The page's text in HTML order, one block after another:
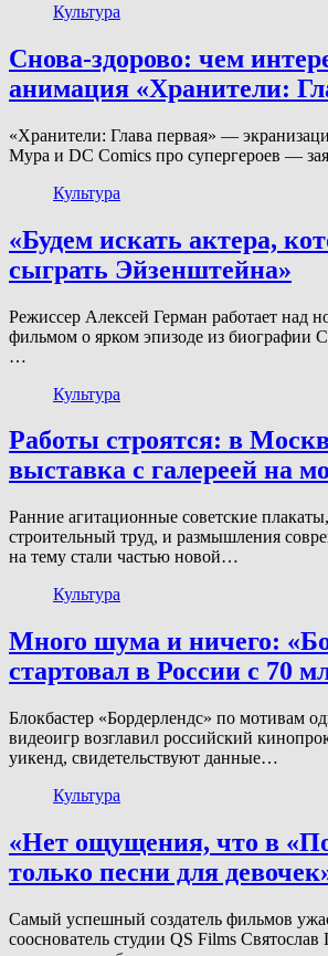
Культура
Снова-здорово: чем
анимация «Хранители:
«Хранители: Глава первая» —
Мура и DC Comics про супергероев —
Культура
«Будем искать актера,
сыграть Эйзенштейна»
Режиссер Алексей Герман работает над
фильмом о ярком эпизоде из биографии
…
Культура
Работы строятся: в
выставка с галереей на
Ранние агитационные советские
строительный труд, и размышления
на тему стали частью новой…
Культура
Много шума и ничего:
стартовал в России с 70
Блокбастер «Бордерлендс» по мотивам
видеоигр возглавил российский
уикенд, свидетельствуют данные…
Культура
«Нет ощущения, что в
только песни для
Самый успешный создатель фильмов
сооснователь студии QS Films Святослав